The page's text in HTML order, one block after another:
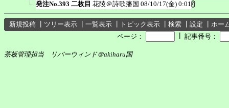
発注No.393 二枚目 花陵＠詩歌藩国 08/10/17(金) 0:01
新規投稿 ツリー表示 一覧表示 トピック表示 検索 設定
ホー
ページ：
記事番号：
茶板管理担当 リバーウィンド＠akiharu国